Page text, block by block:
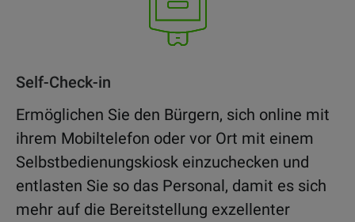
Self-Check-in
Ermöglichen Sie den Bürgern, sich online mit
ihrem Mobiltelefon oder vor Ort mit einem
Selbstbedienungskiosk einzuchecken und
entlasten Sie so das Personal, damit es sich
mehr auf die Bereitstellung exzellenter